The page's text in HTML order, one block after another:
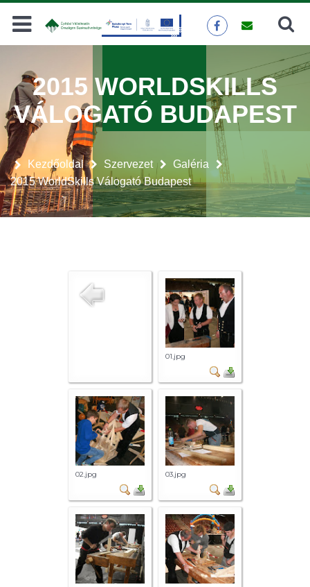
Keresés
Kezdőoldal Szervezet
Galéria
2015 WorldSkills Válogató Budapest
2015 WORLDSKILLS
VÁLOGATÓ BUDAPEST
01.jpg
02.jpg 03.jpg